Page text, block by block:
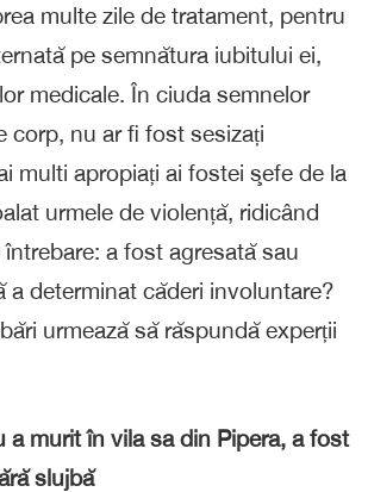
multe zile de tratament, pentru
pe semnătura iubitului ei,
medicale. În ciuda semnelor
corp, nu ar fi fost sesizați
multi apropiați ai fostei şefe de la
urmele de violență, ridicând
a fost agresată sau
a determinat căderi involuntare?
urmează să răspundă experții
a murit în vila sa din Pipera, a fost
slujbă